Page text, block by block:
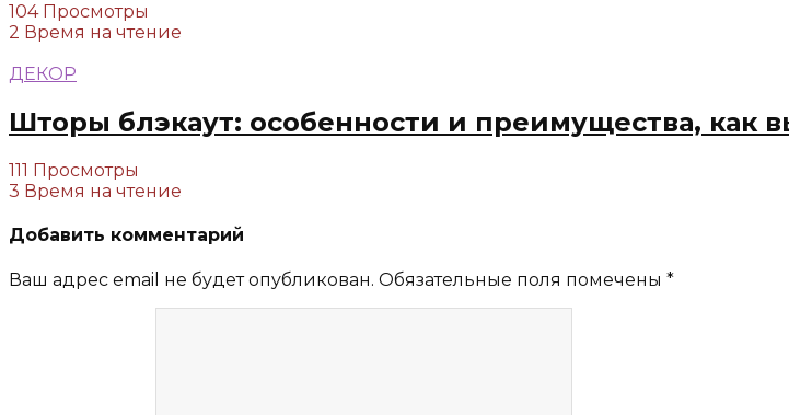
104 Просмотры
2 Время на чтение
ДЕКОР
Шторы блэкаут: особенности и преимущества, как
111 Просмотры
3 Время на чтение
Добавить комментарий
Ваш адрес email не будет опубликован. Обязательные поля помечены *